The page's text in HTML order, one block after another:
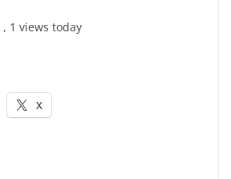
, 1 views today
X